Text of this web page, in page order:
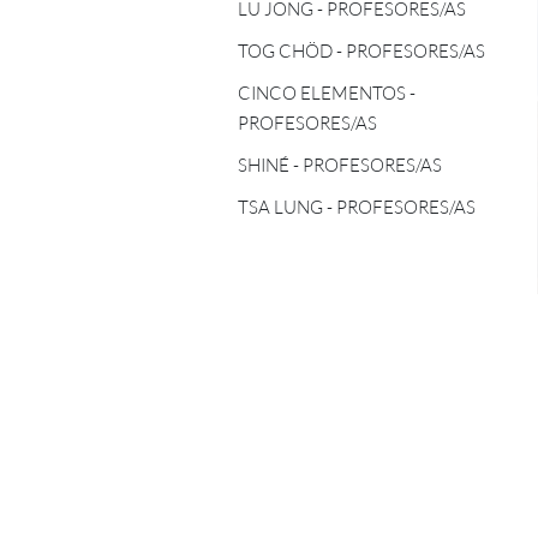
CINCO ELEMENTOS -
PROFESORES/AS
SHINÉ - PROFESORES/AS
LU JONG - PROFESORES/AS
TOG CHÖD - PROFESORES/AS
CINCO ELEMENTOS -
PROFESORES/AS
SHINÉ - PROFESORES/AS
TSA LUNG - PROFESORES/AS